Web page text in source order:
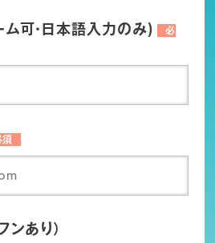
可・日本語入力のみ)
必
須
ンあり）